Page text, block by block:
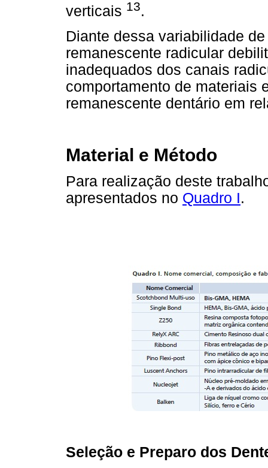
verticais 13.
Diante dessa variabilidade
remanescente radicular
inadequados dos canais
comportamento de materiais
remanescente dentário em
Material e Método
Para realização deste
apresentados no Quadro I.
Seleção e Preparo dos